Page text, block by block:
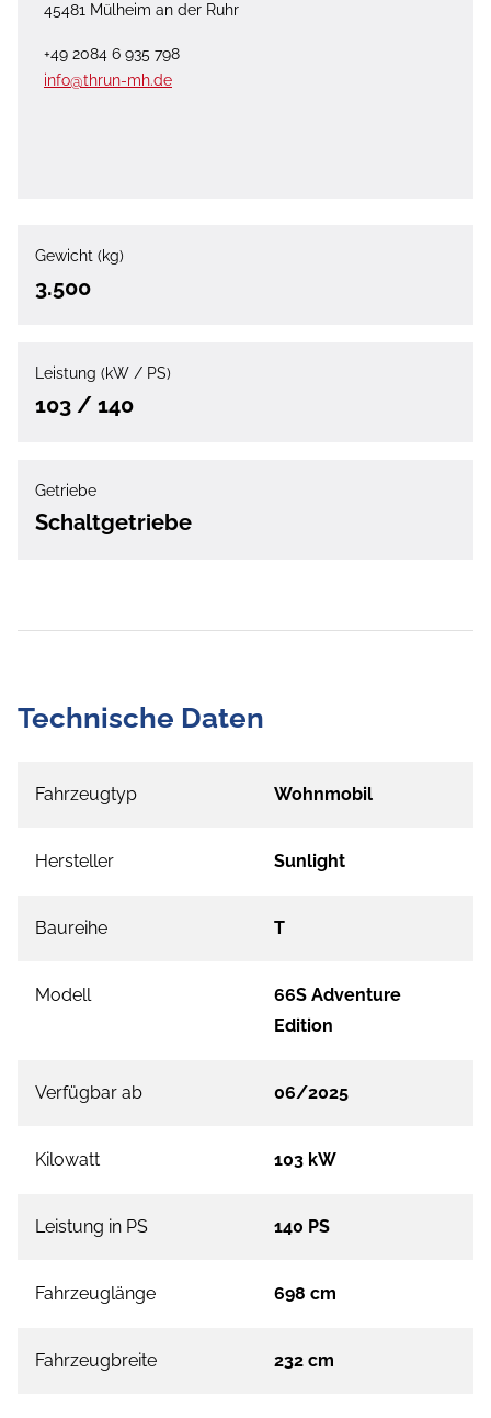
45481 Mülheim an der Ruhr
+49 2084 6 935 798
info@thrun-mh.de
Gewicht (kg)
3.500
Leistung (kW / PS)
103 / 140
Getriebe
Schaltgetriebe
Technische Daten
Fahrzeugtyp Wohnmobil
Hersteller Sunlight
Baureihe T
Modell
66S Adventure
Edition
Verfügbar ab 06/2025
Kilowatt 103 kW
Leistung in PS 140 PS
Fahrzeuglänge 698 cm
Fahrzeugbreite 232 cm